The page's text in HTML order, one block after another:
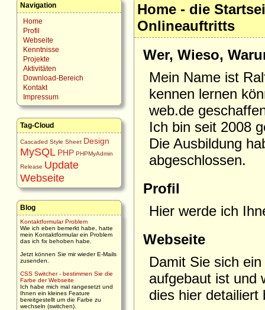
Navigation
Home
Profil
Webseite
Kenntnisse
Projekte
Aktivitäten
Download-Bereich
Kontakt
Impressum
Tag-Cloud
Cascaded Style Sheet Design
MySQL PHP PHPMyAdmin
Release Update
Webseite
Blog
Kontaktformular Problem
Wie ich eben bemerkt habe, hatte
mein Kontaktformular ein Problem
das ich fix behoben habe.
Jetzt können Sie mir wieder E-Mails
zusenden.
CSS Switcher - bestimmen Sie die
Farbe der Webseite
Ich habe mich mal rangesetzt und
Ihnen ein kleines Feature
bereitgestellt um die Farbe zu
wechseln (switchen).
Home - die
Onlineauftritts
Wer, Wieso,
Mein Name ist
kennen lernen
web.de
Ich bin seit 2008
Die Ausbildung
abgeschlossen.
Profil
Hier werde ich
Webseite
Damit Sie sich
aufgebaut ist und
dies hier detailiert